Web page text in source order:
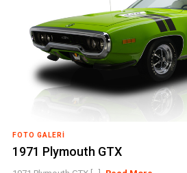
FOTO GALERI
1971 Plymouth GTX